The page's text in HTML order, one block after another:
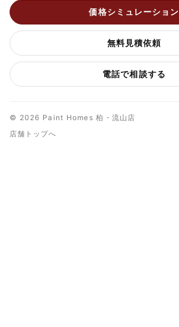
価格シミュレーション
無料見積依頼
電話で相談する
© 2026 Paint Homes 柏・流山店
店舗トップへ